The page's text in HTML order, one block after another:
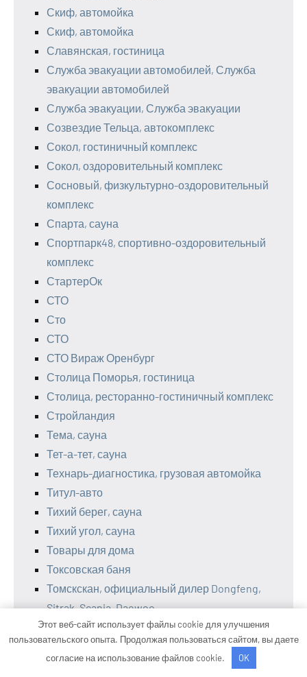
Скиф, автомойка
Скиф, автомойка
Славянская, гостиница
Служба эвакуации автомобилей, Служба
эвакуации автомобилей
Служба эвакуации, Служба эвакуации
Созвездие Тельца, автокомплекс
Сокол, гостиничный комплекс
Сокол, оздоровительный комплекс
Сосновый, физкультурно-оздоровительный
комплекс
Спарта, сауна
Спортпарк48, спортивно-оздоровительный
комплекс
СтартерОк
СТО
Сто
СТО
СТО Вираж Оренбург
Столица Поморья, гостиница
Столица, ресторанно-гостиничный комплекс
Стройландия
Тема, сауна
Тет-а-тет, сауна
Технарь-диагностика, грузовая автомойка
Титул-авто
Тихий берег, сауна
Тихий угол, сауна
Товары для дома
Токсовская баня
Томскскан, официальный дилер Dongfeng,
Sitrak, Scania, Daewoo
Тонус, оздоровительный комплекс
Транс-кардан
ТурбоДрайв
Этот веб-сайт использует файлы cookie для улучшения
пользовательского опыта. Продолжая пользоваться сайтом, вы даете
согласие на использование файлов cookie.
OK